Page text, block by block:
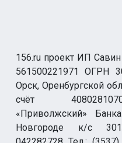
156.ru проект ИП
561500221971 ОГРН
Орск, Оренбургской
счёт
«Приволжский»
Новгороде к/с